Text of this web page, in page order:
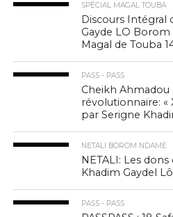
SPÉCIAL MAGAL TOUBA
Discours Intégral
Gayde LO Borom
Magal de Touba
PASS - PASS
Cheikh
révolutionnaire: «
par Serigne
NETALI BOROM NDAME
NETALI: Les dons
Khadim Gaydel Lô
PASS - PASS